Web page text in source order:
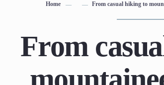
Home From casual hiking to
From